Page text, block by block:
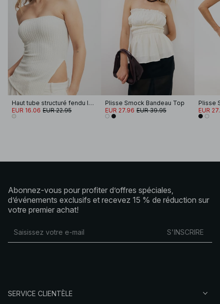
Haut tube structuré fendu le côté
EUR 16.06 EUR 22.95
Plisse Smock Bandeau Top
EUR 27.96 EUR 39.95
Plisse
EUR
Abonnez-vous pour profiter d’offres spéciales,
d’événements exclusifs et recevez 15 % de réduction sur
votre premier achat!
S'INSCRIRE
SERVICE CLIENTÈLE